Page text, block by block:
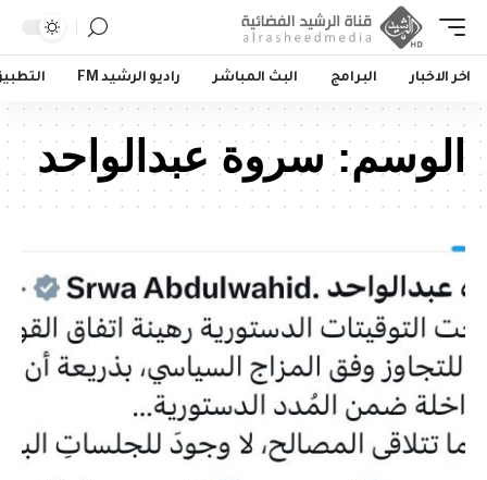
اخر الاخبار البرامج البث المباشر راديو الرشيد FM
الوسم: سروة عبدالواحد